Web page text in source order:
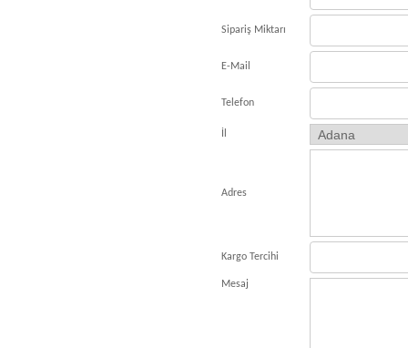
Sipariş Miktarı
E-Mail
Telefon
Adres
Kargo Tercihi
Mesaj